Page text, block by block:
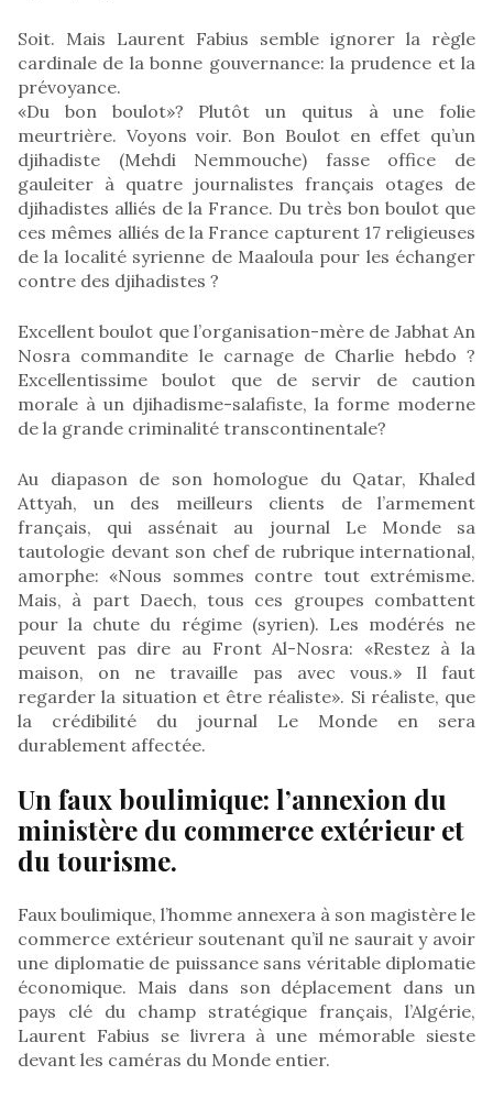
Soit. Mais Laurent Fabius semble ignorer la règle
cardinale de la bonne gouvernance: la prudence et la
prévoyance.
«Du bon boulot»? Plutôt un quitus à une folie
meurtrière. Voyons voir. Bon Boulot en effet qu’un
djihadiste (Mehdi Nemmouche) fasse office de
gauleiter à quatre journalistes français otages de
djihadistes alliés de la France. Du très bon boulot que
ces mêmes alliés de la France capturent 17 religieuses
de la localité syrienne de Maaloula pour les échanger
contre des djihadistes ?
Excellent boulot que l’organisation-mère de Jabhat An
Nosra commandite le carnage de Charlie hebdo ?
Excellentissime boulot que de servir de caution
morale à un djihadisme-salafiste, la forme moderne
de la grande criminalité transcontinentale?
Au diapason de son homologue du Qatar, Khaled
Attyah, un des meilleurs clients de l’armement
français, qui assénait au journal Le Monde sa
tautologie devant son chef de rubrique international,
amorphe: «Nous sommes contre tout extrémisme.
Mais, à part Daech, tous ces groupes combattent
pour la chute du régime (syrien). Les modérés ne
peuvent pas dire au Front Al-Nosra: «Restez à la
maison, on ne travaille pas avec vous.» Il faut
regarder la situation et être réaliste». Si réaliste, que
la crédibilité du journal Le Monde en sera
durablement affectée.
Un faux boulimique: l’annexion du
ministère du commerce extérieur et
du tourisme.
Faux boulimique, l’homme annexera à son magistère le
commerce extérieur soutenant qu’il ne saurait y avoir
une diplomatie de puissance sans véritable diplomatie
économique. Mais dans son déplacement dans un
pays clé du champ stratégique français, l’Algérie,
Laurent Fabius se livrera à une mémorable sieste
devant les caméras du Monde entier.